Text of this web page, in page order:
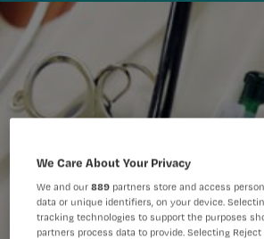
We Care About Your Privacy
We and our889 partners store and access
data or unique identifiers, on your device.
tracking technologies to support the purposes
partners process data to provide. Selecting